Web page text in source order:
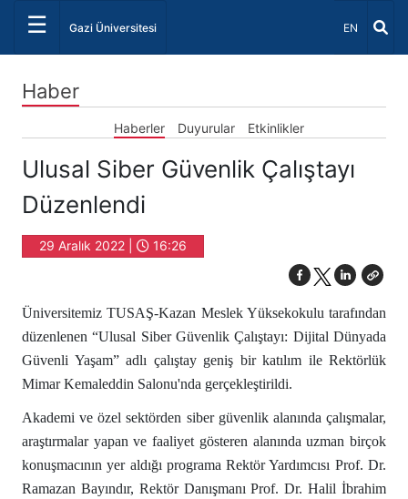
☰ Gazi Üniversitesi Dil Seçiniz
EN
Haber
Haberler Duyurular Etkinlikler
Ulusal Siber Güvenlik Çalıştayı
Düzenlendi
29 Aralık 2022 | 16:26
Üniversitemiz TUSAŞ-Kazan Meslek Yüksekokulu tarafından
düzenlenen “Ulusal Siber Güvenlik Çalıştayı: Dijital Dünyada
Güvenli Yaşam” adlı çalıştay geniş bir katılım ile Rektörlük
Mimar Kemaleddin Salonu'nda gerçekleştirildi.
Akademi ve özel sektörden siber güvenlik alanında çalışmalar,
araştırmalar yapan ve faaliyet gösteren alanında uzman birçok
konuşmacının yer aldığı programa Rektör Yardımcısı Prof. Dr.
Ramazan Bayındır, Rektör Danışmanı Prof. Dr. Halil İbrahim